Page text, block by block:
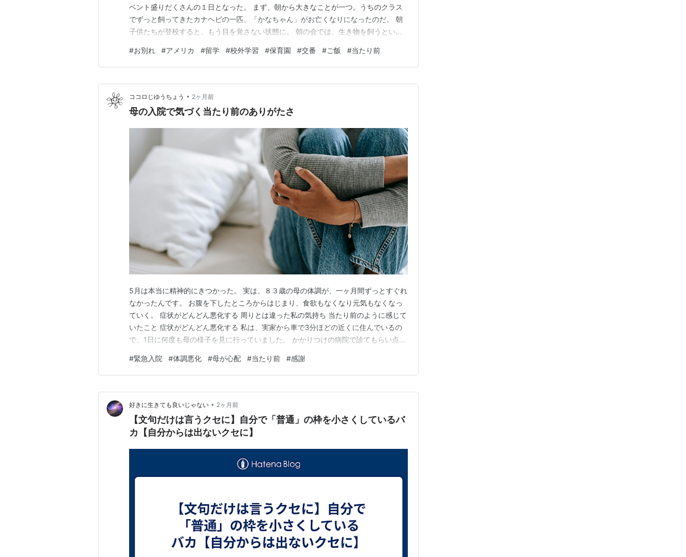
ベント盛りだくさんの１日となった。 まず、朝から大きなことが一つ。うちのクラス
でずっと飼ってきたカナヘビの一匹、「かなちゃん」がお亡くなりになったのだ。 朝
子供たちが登校すると、もう目を覚さない状態に。 朝の会では、生き物を飼うという
してあげられず。 明日にお葬式とお墓作りになるだろう。 ２限からは猛暑の中で町探
検に出かけた。前日には、子供たちが必死に考え…
#お別れ #アメリカ #留学 #校外学習 #保育園 #交番 #ご飯 #当たり前
ココロじゆうちょう • 2ヶ月前
母の入院で気づく当たり前のありがたさ
5月は本当に精神的にきつかった。 実は、８３歳の母の体調が、一ヶ月間ずっとすぐれ
なかったんです。 お腹を下したところからはじまり、食欲もなくなり元気もなくなっ
ていく。 症状がどんどん悪化する 周りとは違った私の気持ち 当たり前のように感じて
いたこと 症状がどんどん悪化する 私は、実家から車で3分ほどの近くに住んでいるの
で、1日に何度も母の様子を見に行っていました。 かかりつけの病院で診てもらい点滴
目の前で、どんどん弱っていく母。 これ以上悪化して、取り返しのつかないことにな
ったらどうしようと、とても不安を感じて、慌…
#緊急入院 #体調悪化 #母が心配 #当たり前 #感謝
好きに生きても良いじゃない • 2ヶ月前
【文句だけは言うクセに】自分で「普通」の枠を小さくしているバ
カ【自分からは出ないクセに】